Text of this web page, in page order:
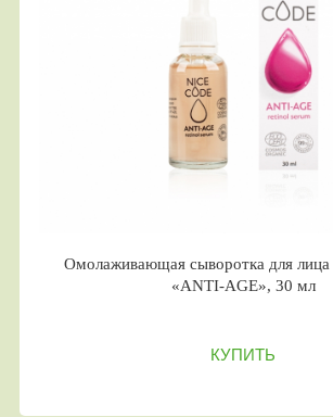
Омолаживающая сыворотка для лица
«ANTI-AGE», 30 мл
КУПИТЬ